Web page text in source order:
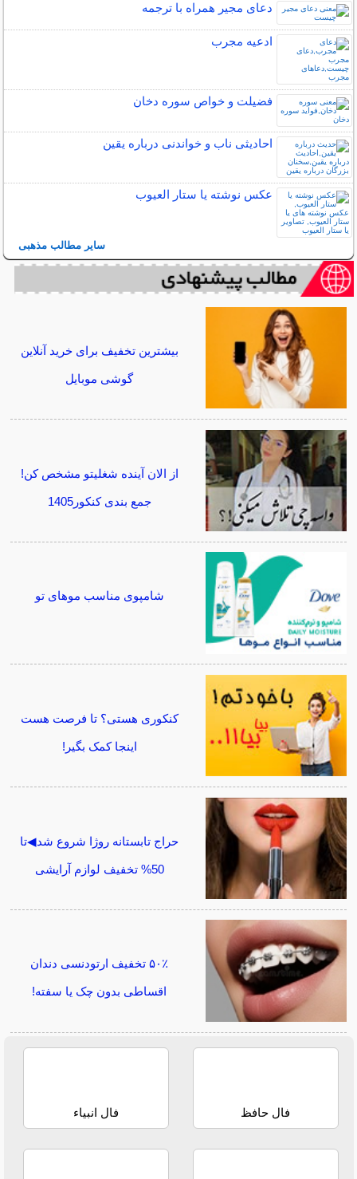
دعای مجیر همراه با ترجمه
ادعیه مجرب
فضیلت و خواص سوره دخان
احادیثی ناب و خواندنی درباره یقین
عکس نوشته یا ستار العیوب
سایر مطالب مذهبی
بیشترین تخفیف برای خرید آنلاین
گوشی موبایل
از الان آینده شغلیتو مشخص کن!
جمع بندی کنکور1405
شامپوی مناسب موهای تو
کنکوری هستی؟ تا فرصت هست
اینجا کمک بگیر!
حراج تابستانه روژا شروع شد◀تا
50% تخفیف لوازم آرایشی
۵۰٪ تخفیف ارتودنسی دندان
اقساطی بدون چک یا سفته!
فال حافظ فال انبیاء